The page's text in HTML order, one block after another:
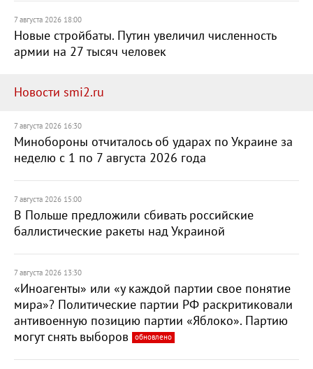
7 августа 2026 18:00
Новые стройбаты. Путин увеличил численность
армии на 27 тысяч человек
Новости smi2.ru
7 августа 2026 16:30
Минобороны отчиталось об ударах по Украине за
неделю с 1 по 7 августа 2026 года
7 августа 2026 15:00
В Польше предложили сбивать российские
баллистические ракеты над Украиной
7 августа 2026 13:30
«Иноагенты» или «у каждой партии свое понятие
мира»? Политические партии РФ раскритиковали
антивоенную позицию партии «Яблоко». Партию
могут снять выборов
обновлено